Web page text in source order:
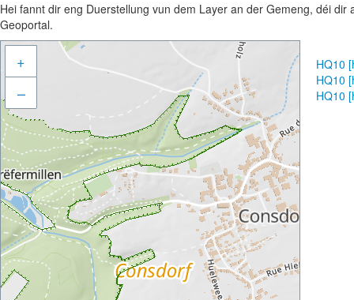
Hei fannt dir eng Duerstellung vun dem Layer an der Gemeng, déi
Geoportal.
+
–
HQ10
HQ10
HQ10